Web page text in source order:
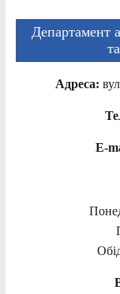
Департамент
Адреса:
E-